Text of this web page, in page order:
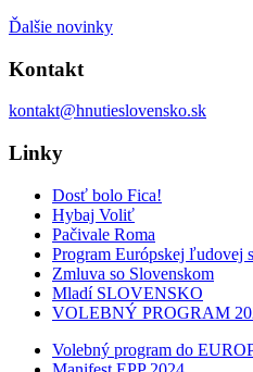
Ďalšie novinky
Kontakt
kontakt@hnutieslovensko.sk
Linky
Dosť bolo Fica!
Hybaj Voliť
Pačivale Roma
Program Európskej ľudovej
Zmluva so Slovenskom
Mladí SLOVENSKO
VOLEBNÝ PROGRAM
Volebný program do